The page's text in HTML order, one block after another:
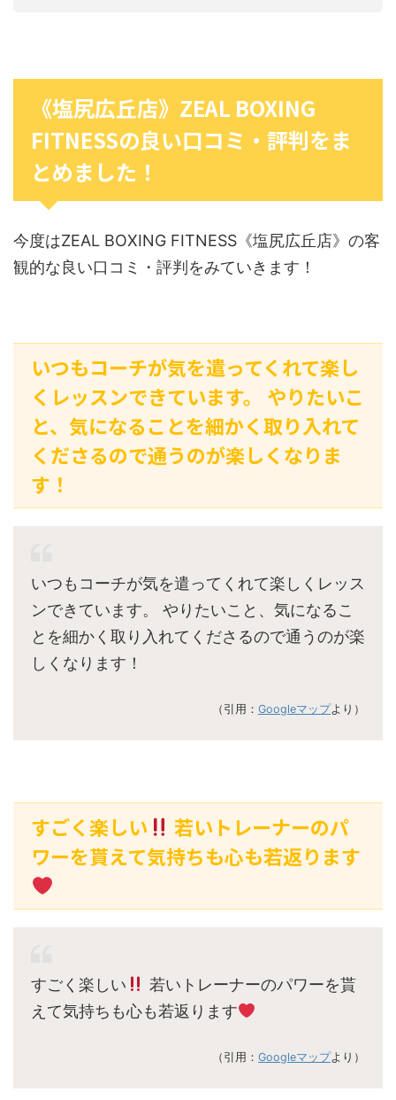
《塩尻広丘店》ZEAL BOXING
FITNESSの良い口コミ・評判をま
とめました！
今度はZEAL BOXING FITNESS《塩尻広丘店》の客
観的な良い口コミ・評判をみていきます！
いつもコーチが気を遣ってくれて楽し
くレッスンできています。 やりたいこ
と、気になることを細かく取り入れて
くださるので通うのが楽しくなりま
す！
いつもコーチが気を遣ってくれて楽しくレッス
ンできています。 やりたいこと、気になるこ
とを細かく取り入れてくださるので通うのが楽
しくなります！
（引用： Googleマップより）
すごく楽しい
若いトレーナーのパ
ワーを貰えて気持ちも心も若返ります
すごく楽しい
若いトレーナーのパワーを貰
えて気持ちも心も若返ります
（引用： Googleマップより）